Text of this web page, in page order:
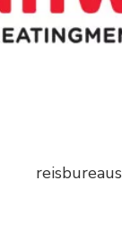
reisbureaus